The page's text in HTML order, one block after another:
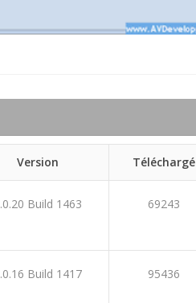
Version Téléchargé
Build 1463 69243
Build 1417 95436